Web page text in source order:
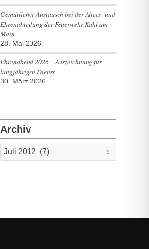
Gemütlicher Austausch bei der Alters- und
Ehrenabteilung der Feuerwehr Kahl am
Main
28. Mai 2026
Ehrenabend 2026 – Auszeichnung für
langjährigen Dienst
30. März 2026
Archiv